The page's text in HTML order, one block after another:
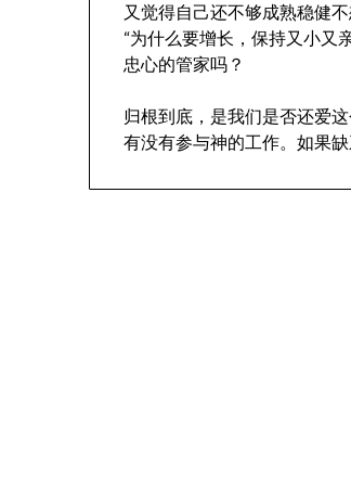
又觉得自己还不够成熟稳健
“为什么要增长，保持又小又
忠心的管家吗？
归根到底，是我们是否还爱
有没有参与神的工作。如果